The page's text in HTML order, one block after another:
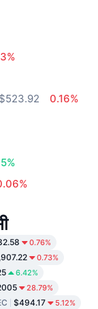
$523.92
0.16%
0.76%
0.73%
6.42%
28.79%
$494.17 5.12%